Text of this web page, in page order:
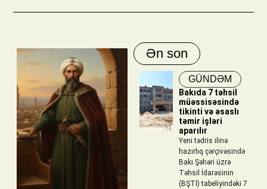
Ən son
GÜNDƏM
Bakıda 7 təhsil
müəssisəsində
tikinti və əsaslı
təmir işləri
aparılır
Yeni tədris ilinə
hazırlıq çərçivəsində
Bakı Şəhəri üzrə
Təhsil İdarəsinin
(BŞTİ) tabeliyindəki 7